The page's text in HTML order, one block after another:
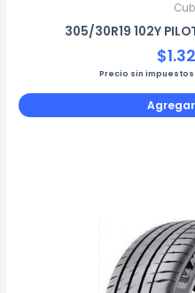
305/30R19 102Y
$
Precio sin